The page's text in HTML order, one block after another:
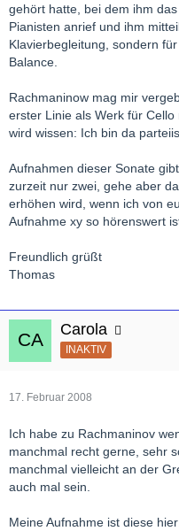
gehört hatte, bei dem ihm
Pianisten anrief und ihm
Klavierbegleitung, sondern
Balance.
Rachmaninow mag mir
erster Linie als Werk für
wird wissen: Ich bin da
Aufnahmen dieser Sonate
zurzeit nur zwei, gehe aber
erhöhen wird, wenn ich von
Aufnahme xy so hörenswert
Freundlich grüßt
Thomas
Carola
INAKTIV
17. Februar 2008
Ich habe zu Rachmaninov
manchmal recht gerne, sehr
manchmal vielleicht an der
auch mal sein.
Meine Aufnahme ist diese